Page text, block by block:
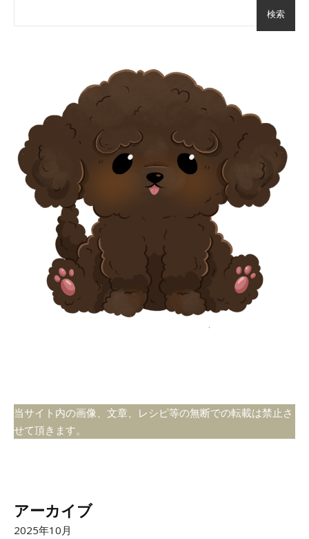
検索
当サイト内の画像、文章、レシピ等の無断での転載は禁止さ
せて頂きます。
アーカイブ
2025年10月